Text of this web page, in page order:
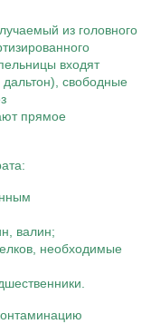
из головного
входят
свободные
прямое
валин;
необходимые